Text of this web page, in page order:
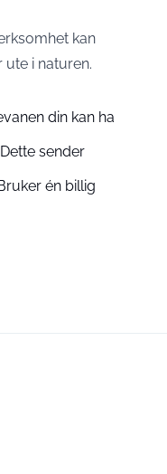
kan
i naturen.
din kan ha
sender
én billig